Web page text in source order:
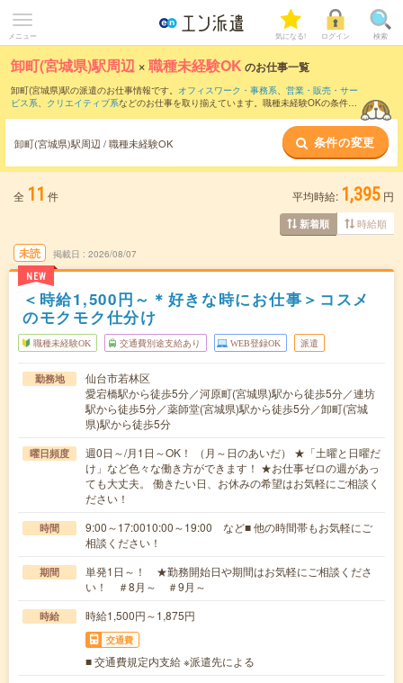
メニュー 気になる! ログイン 検索
卸町(宮城県)駅周辺 ×職種未経験OK のお仕事一覧
卸町(宮城県)駅の派遣のお仕事情報です。 オフィスワーク・事務系、 営業・販売・サー
ビス系、 クリエイティブ系などのお仕事を取り揃えています。職種未経験OKの条件の
卸町(宮城県)駅周辺 / 職種未経験OK 条件の変更
全 11 件 平均時給: 1,395 円
新着順 時給順
未読
NEW
掲載日 2026/08/07
＜時給1,500円～＊好きな時にお仕事＞コスメ
のモクモク仕分け
職種未経験OK 交通費別途支給あり WEB登録OK 派遣
勤務地
仙台市若林区
愛宕橋駅から徒歩5分／河原町(宮城県)駅から徒歩5分／連坊
駅から徒歩5分／薬師堂(宮城県)駅から徒歩5分／卸町(宮城
県)駅から徒歩5分
曜日頻度
週0日～/月1日～OK！ （月～日のあいだ） ★「土曜と日曜だ
け」など色々な働き方ができます！ ★お仕事ゼロの週があっ
ても大丈夫。 働きたい日、お休みの希望はお気軽にご相談く
ださい！
時間
9:00～17:0010:00～19:00 など■ 他の時間帯もお気軽にご
相談ください！
期間
単発1日～！ ★勤務開始日や期間はお気軽にご相談くださ
い！ ＃8月～ ＃9月～
時給 時給1,500円～1,875円
交通費
■ 交通費規定内支給 ※派遣先による